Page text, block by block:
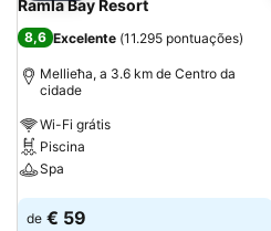
Ramla Bay Resort
8,6 Excelente (11.295 pontuações)
Mellieħa, a 3.6 km de Centro da
cidade
Wi-Fi grátis
Piscina
Spa
Ver preços
de € 59